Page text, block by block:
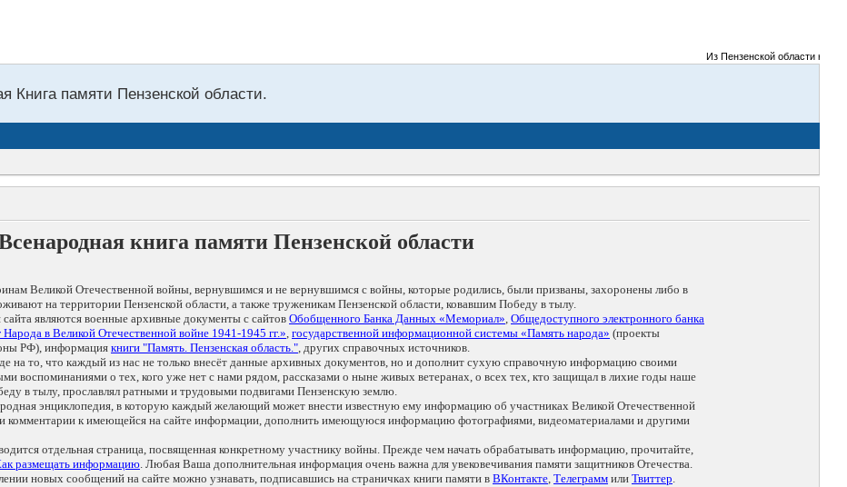
Из Пензенской области на
Книга памяти Пензенской области.
книга памяти Пензенской области
Великой Отечественной войны, вернувшимся и не вернувшимся с войны, которые родились, были призваны, захоронены либо в
на территории Пензенской области, а также труженикам Пензенской области, ковавшим Победу в тылу.
являются военные архивные документы с сайтов Обобщенного Банка Данных «Мемориал», Общедоступного электронного банка
в Великой Отечественной войне 1941-1945 гг.», государственной информационной системы «Память народа» (проекты
РФ), информация книги "Память. Пензенская область.", других справочных источников.
на то, что каждый из нас не только внесёт данные архивных документов, но и дополнит сухую справочную информацию своими
воспоминаниями о тех, кого уже нет с нами рядом, рассказами о ныне живых ветеранах, о всех тех, кто защищал в лихие годы наше
в тылу, прославлял ратными и трудовыми подвигами Пензенскую землю.
энциклопедия, в которую каждый желающий может внести известную ему информацию об участниках Великой Отечественной
комментарии к имеющейся на сайте информации, дополнить имеющуюся информацию фотографиями, видеоматериалами и другими
отдельная страница, посвященная конкретному участнику войны. Прежде чем начать обрабатывать информацию, прочитайте,
размещать информацию. Любая Ваша дополнительная информация очень важна для увековечивания памяти защитников Отечества.
новых сообщений на сайте можно узнавать, подписавшись на страничках книги памяти в ВКонтакте, Телеграмм или Твиттер.